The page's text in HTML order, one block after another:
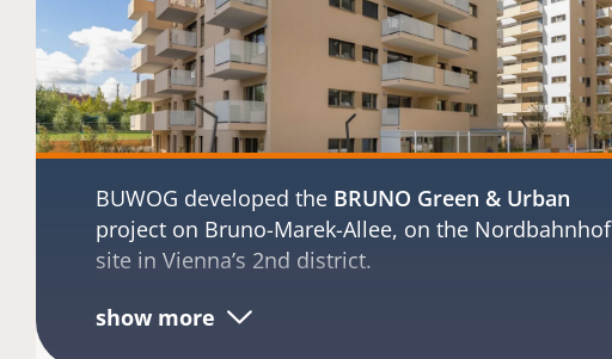
BUWOG developed the BRUNO Green & Urban
project on Bruno-Marek-Allee, on the Nordbahnhof
site in Vienna’s 2nd district.
181 rental apartments